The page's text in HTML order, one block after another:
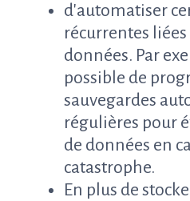
d'automatiser
récurrentes
données. Par
possible de
sauvegardes
régulières pour
de données en
catastrophe.
En plus de